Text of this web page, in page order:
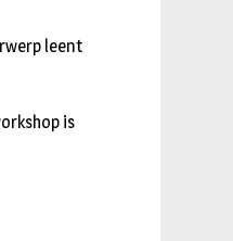
leent
is